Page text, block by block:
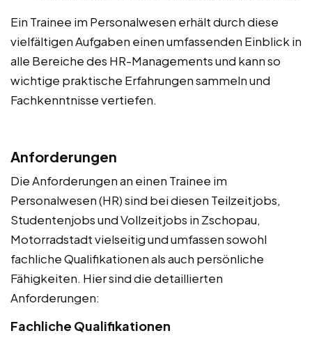
Ein Trainee im Personalwesen erhält durch diese
vielfältigen Aufgaben einen umfassenden Einblick in
alle Bereiche des HR-Managements und kann so
wichtige praktische Erfahrungen sammeln und
Fachkenntnisse vertiefen.
Anforderungen
Die Anforderungen an einen Trainee im
Personalwesen (HR) sind bei diesen Teilzeitjobs,
Studentenjobs und Vollzeitjobs in Zschopau,
Motorradstadt vielseitig und umfassen sowohl
fachliche Qualifikationen als auch persönliche
Fähigkeiten. Hier sind die detaillierten
Anforderungen:
Fachliche Qualifikationen